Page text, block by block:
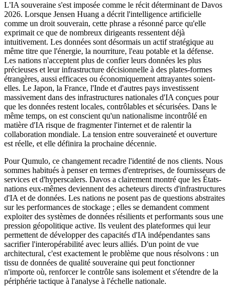
L'IA souveraine s'est imposée comme le récit déterminant de Davos
2026. Lorsque Jensen Huang a décrit l'intelligence artificielle
comme un droit souverain, cette phrase a résonné parce qu'elle
exprimait ce que de nombreux dirigeants ressentent déjà
intuitivement. Les données sont désormais un actif stratégique au
même titre que l'énergie, la nourriture, l'eau potable et la défense.
Les nations n'acceptent plus de confier leurs données les plus
précieuses et leur infrastructure décisionnelle à des plates-formes
étrangères, aussi efficaces ou économiquement attrayantes soient-
elles. Le Japon, la France, l'Inde et d'autres pays investissent
massivement dans des infrastructures nationales d'IA conçues pour
que les données restent locales, contrôlables et sécurisées. Dans le
même temps, on est conscient qu'un nationalisme incontrôlé en
matière d'IA risque de fragmenter l'internet et de ralentir la
collaboration mondiale. La tension entre souveraineté et ouverture
est réelle, et elle définira la prochaine décennie.
Pour Qumulo, ce changement recadre l'identité de nos clients. Nous
sommes habitués à penser en termes d'entreprises, de fournisseurs de
services et d'hyperscalers. Davos a clairement montré que les États-
nations eux-mêmes deviennent des acheteurs directs d'infrastructures
d'IA et de données. Les nations ne posent pas de questions abstraites
sur les performances de stockage ; elles se demandent comment
exploiter des systèmes de données résilients et performants sous une
pression géopolitique active. Ils veulent des plateformes qui leur
permettent de développer des capacités d'IA indépendantes sans
sacrifier l'interopérabilité avec leurs alliés. D'un point de vue
architectural, c'est exactement le problème que nous résolvons : un
tissu de données de qualité souveraine qui peut fonctionner
n'importe où, renforcer le contrôle sans isolement et s'étendre de la
périphérie tactique à l'analyse à l'échelle nationale.